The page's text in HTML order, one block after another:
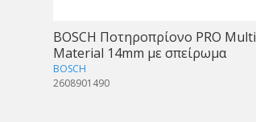
BOSCH Ποτηροπρίονο PRO Multi
Material 14mm με σπείρωμα
BOSCH
2608901490